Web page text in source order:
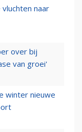
naar
over bij
van groei'
winter nieuwe